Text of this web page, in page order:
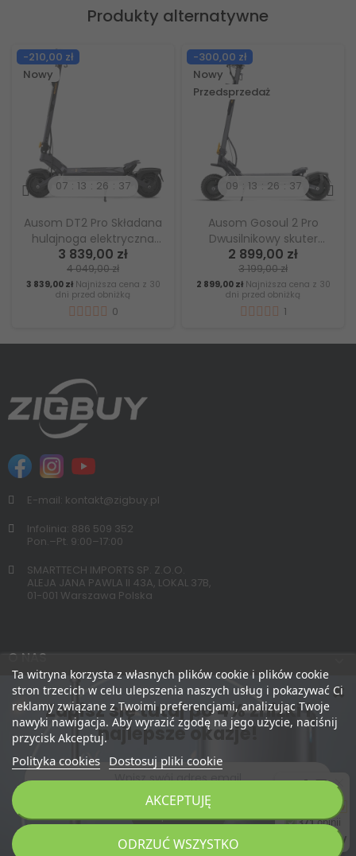
DODAJ DO KOSZYKA
Produkty alternatywne
-210,00 zł
Nowy
07 13 26 36
Ausom DT2 Pro Składana
hulajnoga elektryczna
Dual Motor, 2×1100W,
zasięg 115 km, szerokie
opony terenowe, moc na
każdy teren
3 839,00 zł
4 049,00 zł
3 839,00 złNajniższa cena z 30
dni przed obniżką
0
-300,00 zł
Nowy
Przedsprzedaż
09 13 26 36
Ausom Gosoul 2 Pro
Dwusilnikowy skuter
elektryczny, silniki 1400 W
× 2, akumulator 18 Ah 48
V, zasięg 90 km -
Ciemnoszary
2 899,00 zł
3 199,00 zł
2 899,00 złNajniższa cena z 30
dni przed obniżką
1
Ta witryna korzysta z własnych plików cookie i plików cookie
stron trzecich w celu ulepszenia naszych usług i pokazywać Ci
reklamy związane z Twoimi preferencjami, analizując Twoje
nawyki nawigacja. Aby wyrazić zgodę na jego użycie, naciśnij
przycisk Akceptuj.
Polityka cookies Dostosuj pliki cookie
ODRZUĆ WSZYSTKO
AKCEPTUJĘ
E-mail: kontakt@zigbuy.pl
Infolinia: 886 509 352
Pon.–Pt. 9:00–17:00
SMARTTECH IMPORTS SP. Z.O.O.
ALEJA JANA PAWLA II 43A, LOKAL 37B,
01-001 Warszawa Polska
O NAS
Copyright 2026 © zigbuy.pl. Wszelkie prawa zastrzeżone.
Zapisz się tutaj po 4% zniżki i
najlepsze okazje!
Zapisz Mnie